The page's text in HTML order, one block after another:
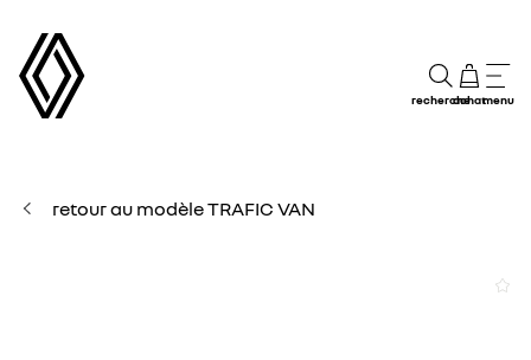
rechercheachatmenu
retour au modèle TRAFIC VAN